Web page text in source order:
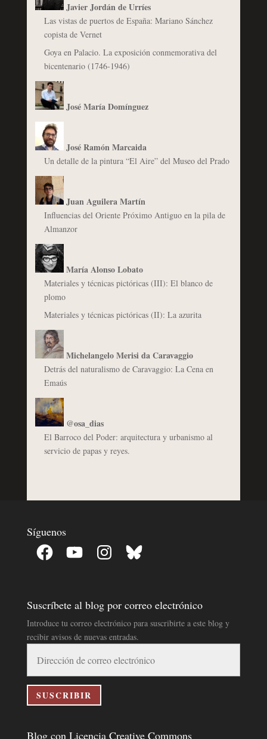
Javier Jordán de Urríes
Las vistas de puertos de España: Mariano Sánchez
copista de Vernet
Goya en Palacio. La exposición conmemorativa del
bicentenario (1746-1946)
José María Domínguez
José Ramón Marcaida
Un detalle de la pintura “El Aire” del Museo del Prado
Juan Aguilera Martín
Influencias del Oriente Próximo Antiguo en la pila de
Almanzor
María Alonso Lobato
Materiales y técnicas pictóricas (III): El blanco de
plomo
Materiales y técnicas pictóricas (II): La azurita
Michelangelo Merisi da Caravaggio
Detrás del naturalismo de Caravaggio: La Cena en
Emaús
@osa_dias
El Barroco del Poder: arquitectura y urbanismo al
servicio de papas y reyes.
Síguenos
Facebook YouTube InstagramBluesky
Suscríbete al blog por correo electrónico
Introduce tu correo electrónico para suscribirte a este blog y
recibir avisos de nuevas entradas.
correo
electrónico
SUSCRIBIR
Blog con Licencia Creative Commons